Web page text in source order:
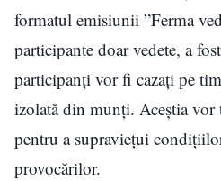
formatul emisiunii ”Ferma
participante doar vedete, a
participanți vor fi cazați pe
izolată din munți. Aceștia vor
pentru a supraviețui
provocărilor.